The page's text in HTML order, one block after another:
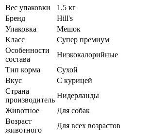
Вес упаковки
1.5 кг
Бренд
Hill's
Упаковка
Мешок
Класс
Супер премиум
Особенности
состава
Низкокалорийные
Тип корма
Сухой
Вкус
С курицей
Страна
производитель
Нидерланды
Животное
Для собак
Возраст
животного
Для всех возрастов